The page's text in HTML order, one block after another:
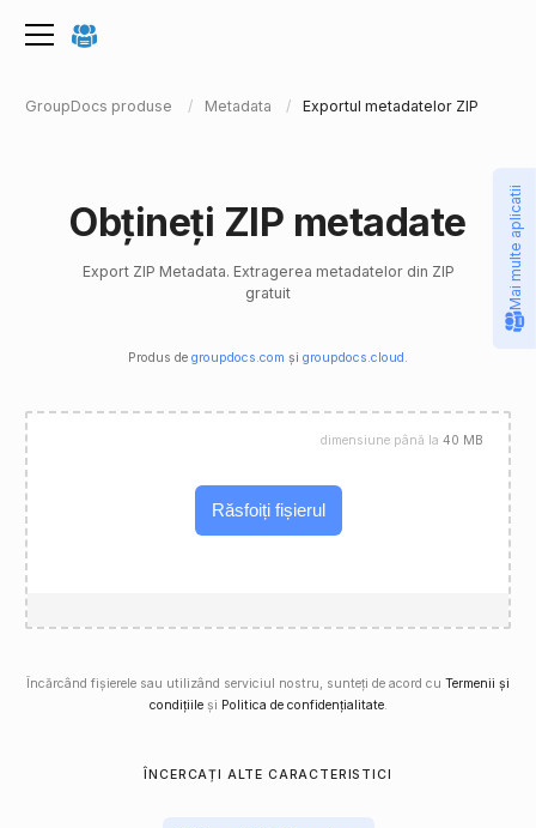
GroupDocs produse Metadata Exportul metadatelor ZIP
Obțineți ZIP metadate
Export ZIP Metadata. Extragerea metadatelor din ZIP
gratuit
Produs de groupdocs.com și groupdocs.cloud .
Răsfoiți fișierul
dimensiune până la 40 MB
Încărcând fișierele sau utilizând serviciul nostru, sunteți de acord cu Termenii și
condițiileși Politica de confidențialitate.
ÎNCERCAȚI ALTE CARACTERISTICI
Mai multe aplicatii